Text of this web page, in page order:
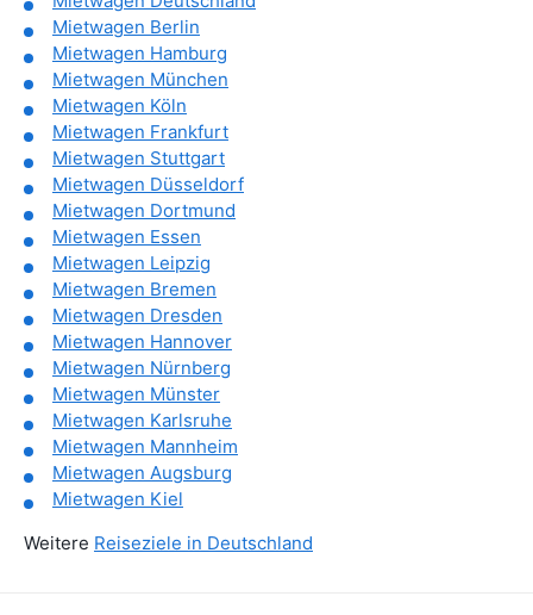
Mietwagen Berlin
Mietwagen Hamburg
Mietwagen München
Mietwagen Köln
Mietwagen Frankfurt
Mietwagen Stuttgart
Mietwagen Düsseldorf
Mietwagen Dortmund
Mietwagen Essen
Mietwagen Leipzig
Mietwagen Bremen
Mietwagen Dresden
Mietwagen Hannover
Mietwagen Nürnberg
Mietwagen Münster
Mietwagen Karlsruhe
Mietwagen Mannheim
Mietwagen Augsburg
Mietwagen Kiel
Weitere Reiseziele in Deutschland